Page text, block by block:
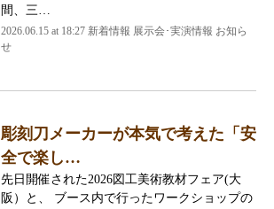
間、三…
2026.06.15 at 18:27 新着情報 展示会･実演情報 お知ら
せ
彫刻刀メーカーが本気で考えた「安
全で楽し…
先日開催された2026図工美術教材フェア(大
阪）と、 ブース内で行ったワークショップの